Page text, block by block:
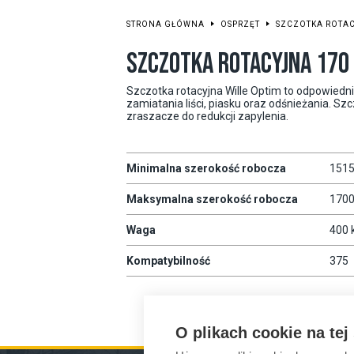
STRONA GŁÓWNA OSPRZĘT SZCZOTKA
SZCZOTKA ROTACYJNA 170
Szczotka rotacyjna Wille Optim to
zamiatania liści, piasku oraz odśnieżania.
zraszacze do redukcji zapylenia.
Minimalna szerokość robocza
Maksymalna szerokość robocza
Waga 400
Kompatybilność 375
O plikach cookie na tej